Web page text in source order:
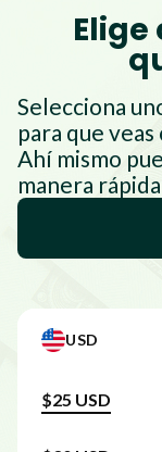
Selecciona
para que
Ahí mismo
manera
USD
$25 USD